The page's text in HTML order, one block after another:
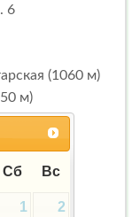
6
(1060 м)
м)
Сб Вс
1
2